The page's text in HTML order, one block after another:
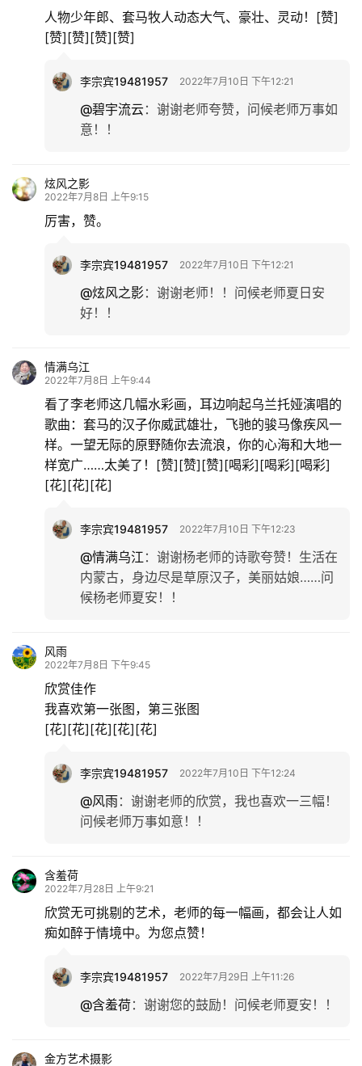
人物少年郎、套马牧人动态大气、豪壮、灵动！[赞]
[赞][赞][赞][赞]
李宗宾19481957 2022年7月10日 下午12:21
@碧宇流云： 谢谢老师夸赞，问候老师万事如
意！！
炫风之影
2022年7月8日 上午9:15
厉害，赞。
李宗宾19481957 2022年7月10日 下午12:21
@炫风之影： 谢谢老师！！问候老师夏日安
好！！
情满乌江
2022年7月8日 上午9:44
看了李老师这几幅水彩画，耳边响起乌兰托娅演唱的
歌曲：套马的汉子你威武雄壮，飞驰的骏马像疾风一
样。一望无际的原野随你去流浪，你的心海和大地一
样宽广……太美了！[赞][赞][赞][喝彩][喝彩][喝彩]
[花][花][花]
李宗宾19481957 2022年7月10日 下午12:23
@情满乌江 ： 谢谢杨老师的诗歌夸赞！生活在
内蒙古，身边尽是草原汉子，美丽姑娘……问
候杨老师夏安！！
风雨
2022年7月8日 下午9:45
欣赏佳作
我喜欢第一张图，第三张图
[花][花][花][花][花]
李宗宾19481957 2022年7月10日 下午12:24
@风雨： 谢谢老师的欣赏，我也喜欢一三幅！
问候老师万事如意！！
含羞荷
2022年7月28日 上午9:21
欣赏无可挑剔的艺术，老师的每一幅画，都会让人如
痴如醉于情境中。为您点赞！
李宗宾19481957 2022年7月29日 上午11:26
@含羞荷： 谢谢您的鼓励！问候老师夏安！！
金方艺术摄影